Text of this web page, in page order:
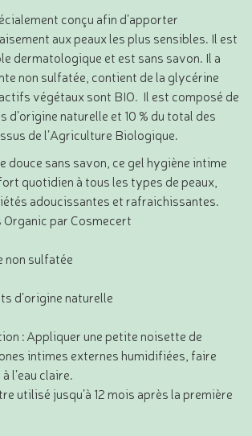
conçu afin d’apporter
aux peaux les plus sensibles. Il est
dermatologique et est sans savon. Il a
non sulfatée, contient de la glycérine
végétaux sont BIO. Il est composé de
d’origine naturelle et 10 % du total des
de l’Agriculture Biologique.
douce sans savon, ce gel hygiène intime
quotidien à tous les types de peaux,
adoucissantes et rafraichissantes.
Organic par Cosmecert
non sulfatée
d’origine naturelle
: Appliquer une petite noisette de
intimes externes humidifiées, faire
l’eau claire.
utilisé jusqu’à 12 mois après la première